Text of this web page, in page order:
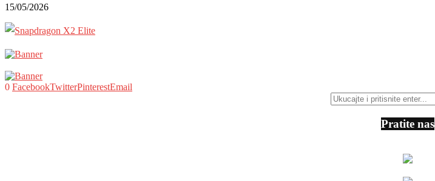
15/05/2026
0 FacebookTwitterPinterestEmail
Pratite nas